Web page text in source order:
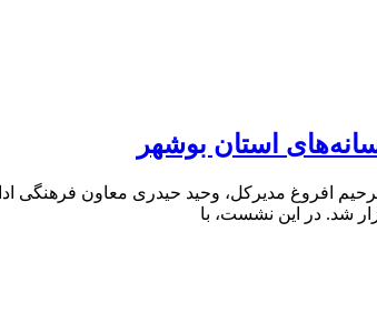
استان بوشهر
و رسانه های استان بوشهر امروز ۸ فروردین با حضور عبدالرحیم افروغ
شد. در این نشست، با